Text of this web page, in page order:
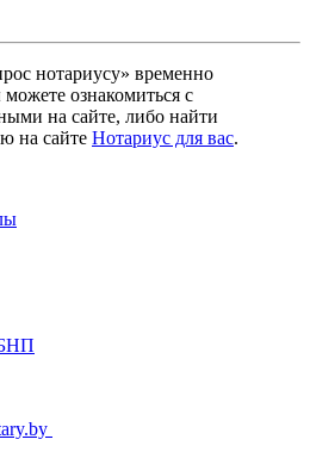
нотариусу» временно
ознакомиться с
на сайте, либо найти
на сайте Нотариус для вас.